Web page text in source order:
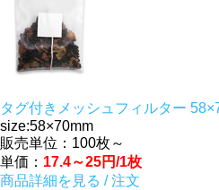
タグ付きメッシュフィルター
size:58×70mm
販売単位：100枚～
単価： 17.4～25円/1枚
商品詳細を見る / 注文